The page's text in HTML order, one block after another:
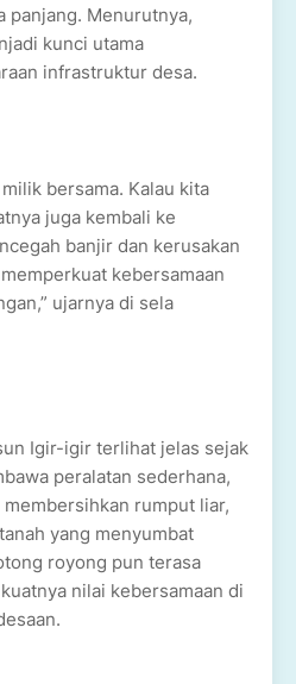
panjang. Menurutnya,
kunci utama
infrastruktur desa.
bersama. Kalau kita
juga kembali ke
banjir dan kerusakan
kebersamaan
ujarnya di sela
Igir-igir terlihat jelas sejak
peralatan sederhana,
rumput liar,
yang menyumbat
royong pun terasa
nilai kebersamaan di